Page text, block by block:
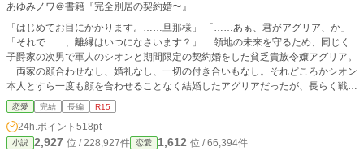
あゆみノワ＠書籍『完全別居の契約婚〜』
「はじめてお目にかかります。……旦那様」 「……あぁ、君がアグリア、か」
「それで……、離縁はいつになさいます？」 領地の未来を守るため、同じく
子爵家の次男で軍人のシオンと期間限定の契約婚をした貧乏貴族令嬢アグリア。
両家の顔合わせなし、婚礼なし、一切の付き合いもなし。それどころかシオン
本人とすら一度も顔を合わせることなく結婚したアグリアだったが、長らく戦地
へと行っていたシオンと初対面することになった。 帰ってきたその日、アグ
リアは約束通り離縁を申し出たのだが――。 形だけの結婚をしたはずのふた
りは、愛で結ばれた本物の夫婦になれるのか。 ★HOTランキング最高２位をい
ただきました！ ありがとうございます！ ※書き上げ済みなので完結保証。他
恋愛 完結 長編 R15
24h.ポイント 518pt
小説 2,927 位 / 228,927件 恋愛 1,612 位 / 66,394件